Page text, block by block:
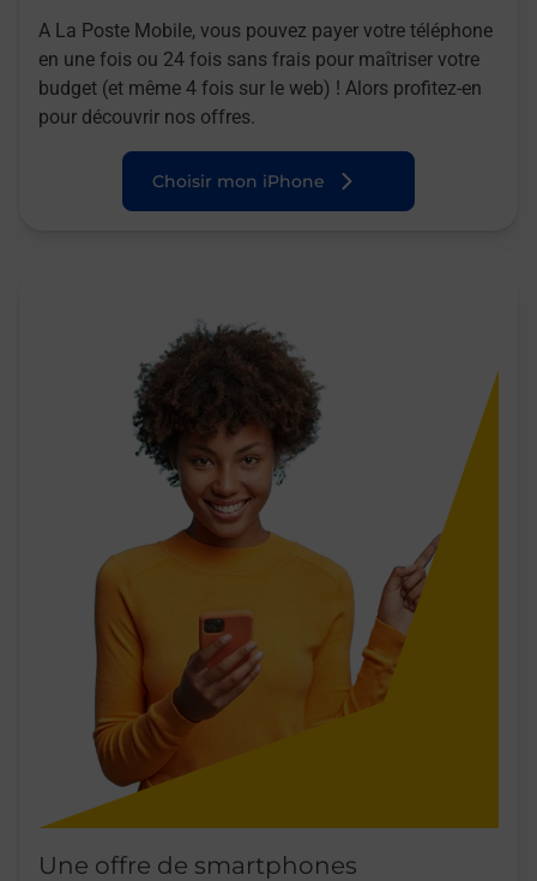
A La Poste Mobile, vous pouvez payer votre téléphone
en une fois ou 24 fois sans frais pour maîtriser votre
budget (et même 4 fois sur le web) ! Alors profitez-en
pour découvrir nos offres.
Choisir mon iPhone
Une offre de smartphones